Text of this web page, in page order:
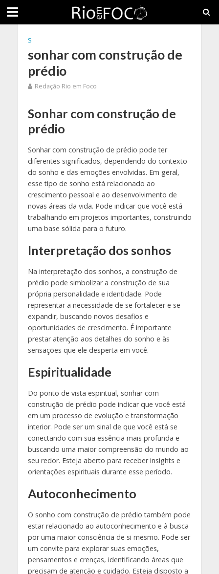
S
sonhar com construção de
prédio
Redação Rio em Foco
Sonhar com construção de
prédio
Sonhar com construção de prédio pode ter
diferentes significados, dependendo do contexto
do sonho e das emoções envolvidas. Em geral,
esse tipo de sonho está relacionado ao
crescimento pessoal e ao desenvolvimento de
novas áreas da vida. Pode indicar que você está
trabalhando em projetos importantes, construindo
uma base sólida para o futuro.
Interpretação dos sonhos
Na interpretação dos sonhos, a construção de
prédio pode simbolizar a construção de sua
própria personalidade e identidade. Pode
representar a necessidade de se fortalecer e se
expandir, buscando novos desafios e
oportunidades de crescimento. É importante
prestar atenção aos detalhes do sonho e às
sensações que ele desperta em você.
Espiritualidade
Do ponto de vista espiritual, sonhar com
construção de prédio pode indicar que você está
em um processo de evolução e transformação
interior. Pode ser um sinal de que você está se
conectando com sua essência mais profunda e
buscando uma maior compreensão do mundo ao
seu redor. Esteja aberto para receber insights e
orientações espirituais durante esse período.
Autoconhecimento
O sonho com construção de prédio também pode
estar relacionado ao autoconhecimento e à busca
por uma maior consciência de si mesmo. Pode ser
um convite para explorar suas emoções,
pensamentos e crenças, identificando áreas que
precisam de atenção e cuidado. Esteja disposto a